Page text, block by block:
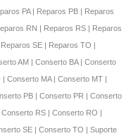
PA | Reparos PB | Reparos
RN | Reparos RS | Reparos
SE | Reparos TO |
AM | Conserto BA | Conserto
Conserto MA | Conserto MT |
PB | Conserto PR | Conserto
RS | Conserto RO |
SE | Conserto TO | Suporte